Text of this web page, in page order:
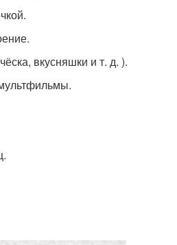
вкусняшки и т. д. ).